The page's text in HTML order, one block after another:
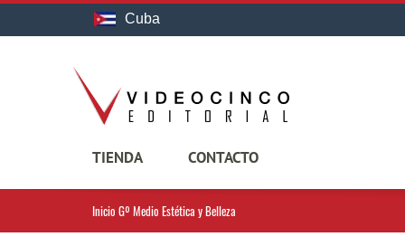
Cuba
TIENDA CONTACTO
Inicio Gº Medio Estética y Belleza